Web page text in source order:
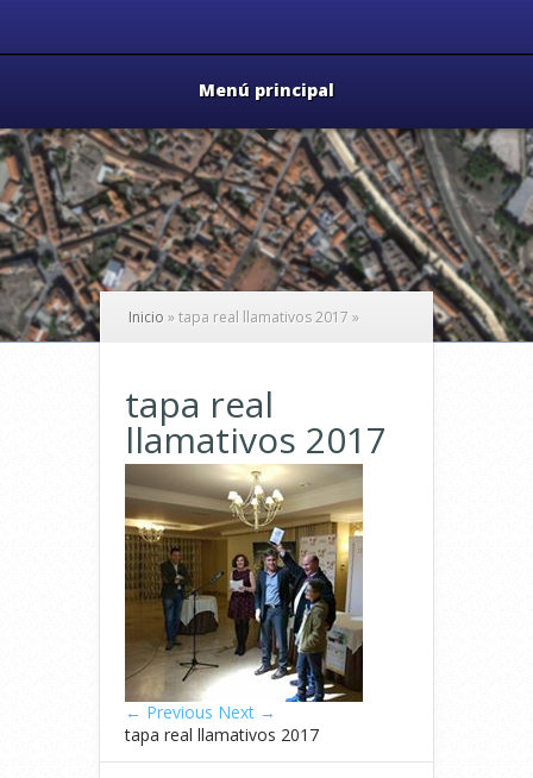
Menú principal
Inicio »tapa real llamativos 2017 »
tapa real
llamativos 2017
← Previous Next →
tapa real llamativos 2017